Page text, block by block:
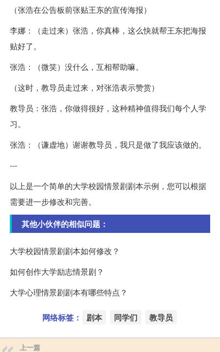
（张浩在公告板前张贴王东的宣传海报）
李娜：（走过来）张浩，你真棒，这么快就帮王东把海报
贴好了。
张浩：（微笑）没什么，互相帮助嘛。
（这时，教导员走过来，对张浩表示赞赏）
教导员：张浩，你做得很好，这种精神值得我们每个人学
习。
张浩：（谦虚地）谢谢教导员，我只是做了我应该做的。
---
以上是一个简单的大学校园情景剧剧本示例，您可以根据
需要进一步修改和完善。
其他小伙伴的相似问题：
大学校园情景剧剧本如何修改？
如何创作大学励志情景剧？
大学心理情景剧剧本有哪些特点？
网络标签： 剧本 同学们 教导员
上一篇